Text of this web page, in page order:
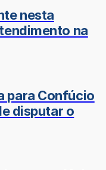
nesta
na
para Confúcio
disputar o